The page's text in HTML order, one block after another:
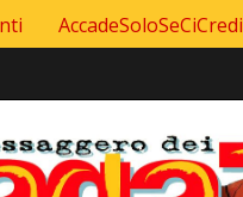
menu
AccadeSoloSeCiCredi